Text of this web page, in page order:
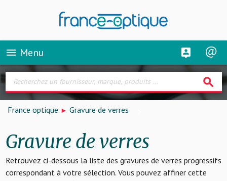
menu Menu
search
France optique Gravure de verres
Gravure de verres
Retrouvez ci-dessous la liste des gravures de verres progressifs
correspondant à votre sélection. Vous pouvez affiner cette